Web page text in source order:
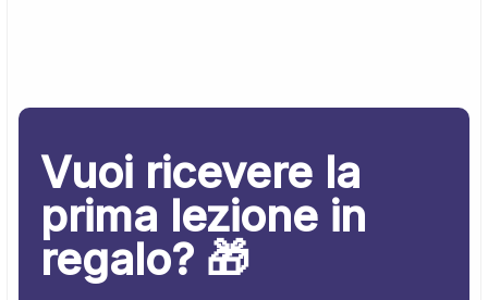
Vuoi ricevere la
prima lezione in
regalo? 🎁